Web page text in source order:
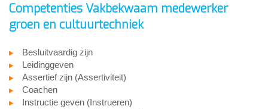
Competenties Vakbekwaam medewerker
groen en cultuurtechniek
Besluitvaardig zijn
Leidinggeven
Assertief zijn (Assertiviteit)
Coachen
Instructie geven (Instrueren)